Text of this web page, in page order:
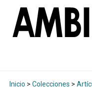
Inicio > Colecciones >